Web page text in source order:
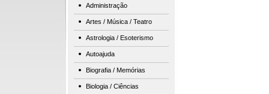
Administração
Artes / Música / Teatro
Astrologia / Esoterismo
Autoajuda
Biografia / Memórias
Biologia / Ciências